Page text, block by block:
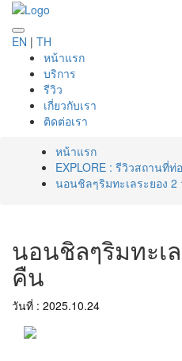
EN | TH
หน้าแรก
บริการ
รีวิว
เกี่ยวกับเรา
ติดต่อเรา
หน้าแรก
EXPLORE : รีวิวสถานที่ท่
นอนชิลๆริมทะเลระยอง
นอนชิลๆริมทะเ
คืน
วันที่ : 2025.10.24